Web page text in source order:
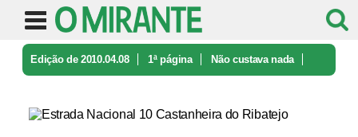
Edição de 2010.04.08 1ª página Não custava nada